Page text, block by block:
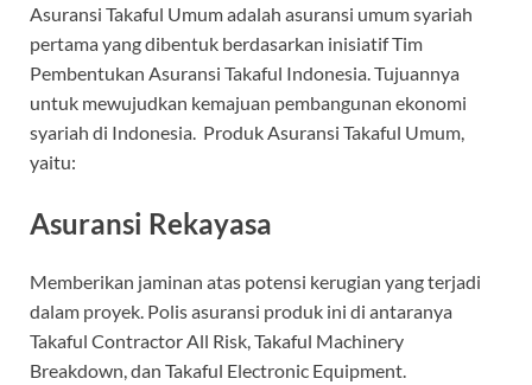
Asuransi Takaful Umum adalah asuransi umum syariah
pertama yang dibentuk berdasarkan inisiatif Tim
Pembentukan Asuransi Takaful Indonesia. Tujuannya
untuk mewujudkan kemajuan pembangunan ekonomi
syariah di Indonesia. Produk Asuransi Takaful Umum,
yaitu:
Asuransi Rekayasa
Memberikan jaminan atas potensi kerugian yang terjadi
dalam proyek. Polis asuransi produk ini di antaranya
Takaful Contractor All Risk, Takaful Machinery
Breakdown, dan Takaful Electronic Equipment.